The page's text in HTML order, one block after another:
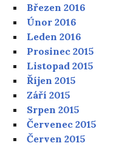
Březen 2016
Únor 2016
Leden 2016
Prosinec 2015
Listopad 2015
Říjen 2015
Září 2015
Srpen 2015
Červenec 2015
Červen 2015